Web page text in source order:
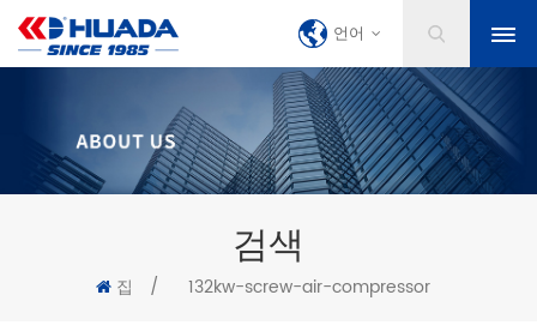
언어
검색
집 / 132kw-screw-air-compressor